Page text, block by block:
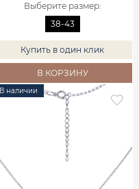
Выберите размер:
38-43
Купить в один клик
В КОРЗИНУ
В наличии